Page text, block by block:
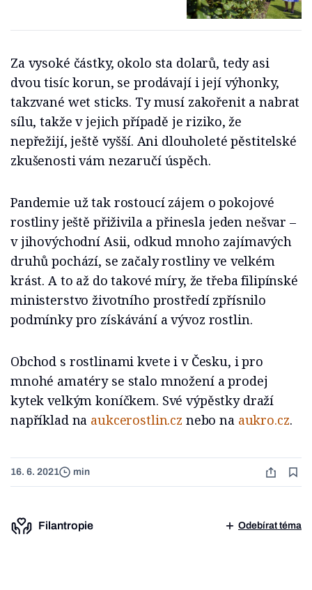
Za vysoké částky, okolo sta dolarů, tedy asi
dvou tisíc korun, se prodávají i její výhonky,
takzvané wet sticks. Ty musí zakořenit a nabrat
sílu, takže v jejich případě je riziko, že
nepřežijí, ještě vyšší. Ani dlouholeté pěstitelské
zkušenosti vám nezaručí úspěch.
Pandemie už tak rostoucí zájem o pokojové
rostliny ještě přiživila a přinesla jeden nešvar –
v jihovýchodní Asii, odkud mnoho zajímavých
druhů pochází, se začaly rostliny ve velkém
krást. A to až do takové míry, že třeba filipínské
ministerstvo životního prostředí zpřísnilo
podmínky pro získávání a vývoz rostlin.
Obchod s rostlinami kvete i v Česku, i pro
mnohé amatéry se stalo množení a prodej
kytek velkým koníčkem. Své výpěstky draží
například na aukcerostlin.cz nebo na aukro.cz.
16. 6. 2021 min
Filantropie Odebírat téma